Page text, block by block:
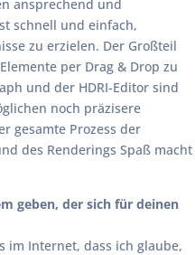
ansprechend und
schnell und einfach,
zu erzielen. Der Großteil
per Drag & Drop zu
und der HDRI-Editor sind
noch präzisere
gesamte Prozess der
des Renderings Spaß macht
geben, der sich für deinen
im Internet, dass ich glaube,